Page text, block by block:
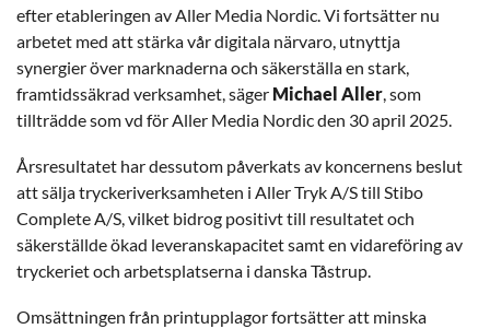
efter etableringen av Aller Media Nordic. Vi fortsätter nu
arbetet med att stärka vår digitala närvaro, utnyttja
synergier över marknaderna och säkerställa en stark,
framtidssäkrad verksamhet, säger Michael Aller, som
tillträdde som vd för Aller Media Nordic den 30 april 2025.
Årsresultatet har dessutom påverkats av koncernens beslut
att sälja tryckeriverksamheten i Aller Tryk A/S till Stibo
Complete A/S, vilket bidrog positivt till resultatet och
säkerställde ökad leveranskapacitet samt en vidareföring av
tryckeriet och arbetsplatserna i danska Tåstrup.
Omsättningen från printupplagor fortsätter att minska